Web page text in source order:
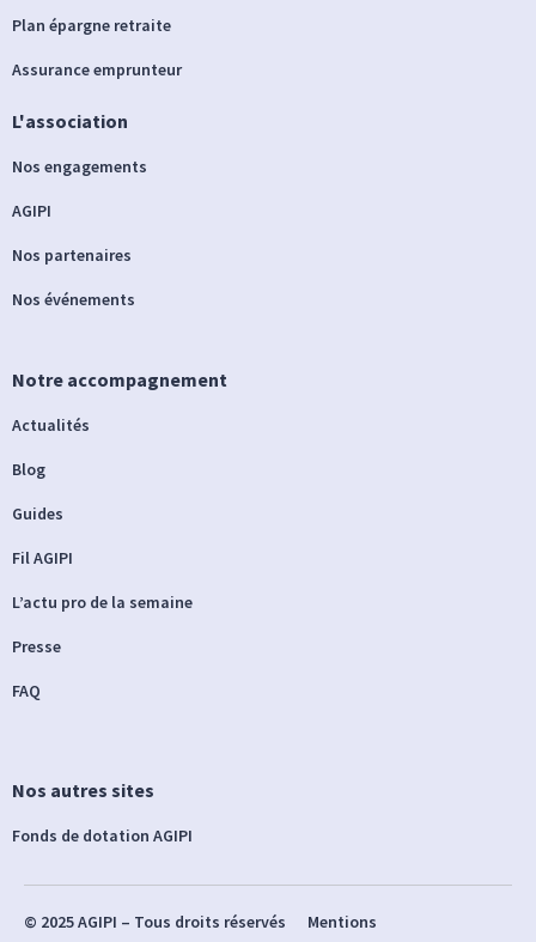
Plan épargne retraite
Assurance emprunteur
L'association
Nos engagements
AGIPI
Nos partenaires
Nos événements
Notre accompagnement
Actualités
Blog
Guides
Fil AGIPI
L’actu pro de la semaine
Presse
FAQ
Nos autres sites
Fonds de dotation AGIPI
© 2025 AGIPI – Tous droits réservés Mentions